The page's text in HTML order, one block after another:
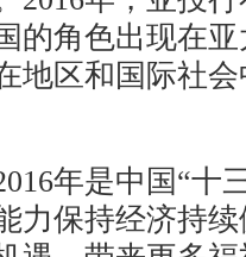
的角色出现在
地区和国际社
年是中国“十
力保持经济持